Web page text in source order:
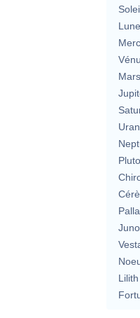
Lune
Mars
Lilith